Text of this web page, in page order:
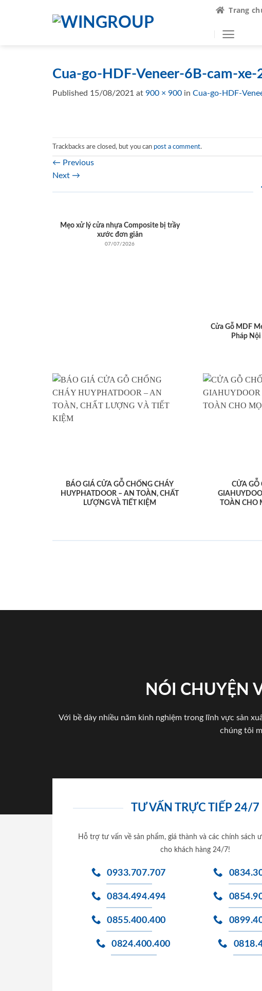
Trang
Cua-go-HDF-Veneer-6B-cam-xe-
Published 15/08/2021 at 900 × 900 in Cua-go-HDF-
Trackbacks are closed, but you can post a comment.
← Previous
Next →
Mẹo xử lý cửa nhựa Composite bị trầy
xước đơn giản
07/07/2026
Cửa Gỗ MDF
Pháp
BÁO GIÁ CỬA GỖ CHỐNG CHÁY
HUYPHATDOOR – AN TOÀN, CHẤT
LƯỢNG VÀ TIẾT KIỆM
CỬA GỖ
TOÀN CHO
NÓI CHUYỆN
Với bề dày nhiều năm kinh nghiệm trong lĩnh vực sản
chúng tôi
TƯ VẤN TRỰC TIẾP 24/7
Hỗ trợ tư vấn về sản phẩm, giá thành và các chính sách
cho khách hàng 24/7!
0933.707.707
0834.494.494
0855.400.400
0824.400.400